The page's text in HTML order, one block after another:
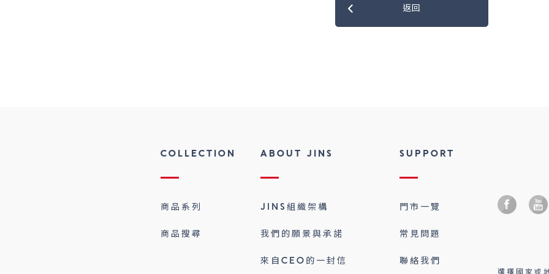
返回
COLLECTION
商品系列
商品搜尋
ABOUT JINS
JINS組織架構
我們的願景與承諾
來自CEO的一封信
SUPPORT
門市一覽
常見問題
聯絡我們
選擇國家或